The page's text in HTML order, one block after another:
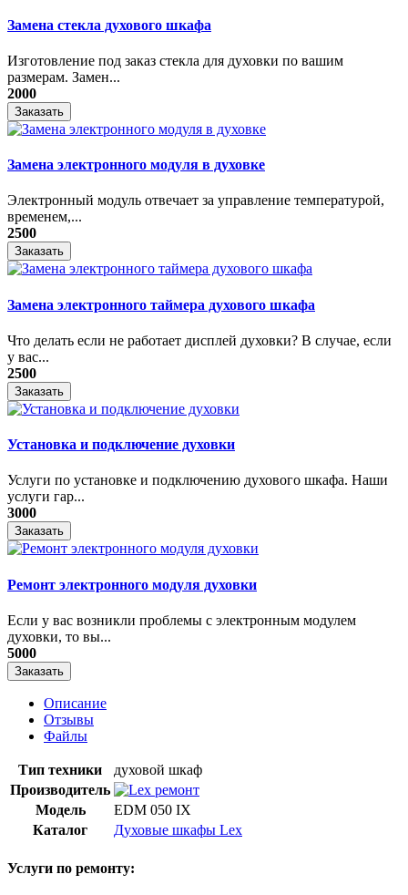
Замена стекла духового шкафа
Изготовление под заказ стекла для духовки по вашим
размерам. Замен...
2000
Заказать
Замена электронного модуля в духовке
​Электронный модуль отвечает за управление температурой,
временем,...
2500
Заказать
Замена электронного таймера духового шкафа
Что делать если не работает дисплей духовки? В случае, если
у вас...
2500
Заказать
Установка и подключение духовки
Услуги по установке и подключению духового шкафа. Наши
услуги гар...
3000
Заказать
Ремонт электронного модуля духовки
Если у вас возникли проблемы с электронным модулем
духовки, то вы...
5000
Заказать
Описание
Отзывы
Файлы
Тип техники
духовой шкаф
Производитель
Модель
EDM 050 IX
Каталог
Духовые шкафы Lex
Услуги по ремонту: